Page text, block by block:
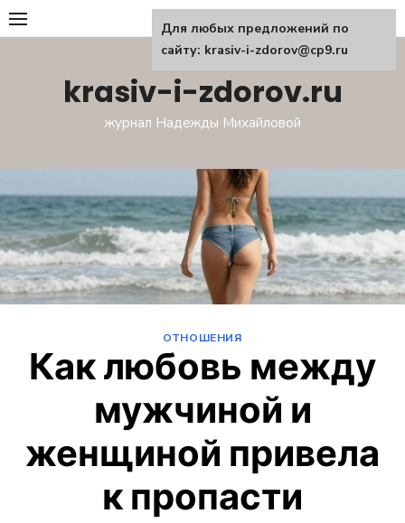
Перейти
к
krasiv-i-zdorov.ru
журнал Надежды Михайловой
ОТНОШЕНИЯ
Как любовь между
мужчиной и
женщиной привела
к пропасти
Для любых предложений по
сайту: krasiv-i-zdorov@cp9.ru